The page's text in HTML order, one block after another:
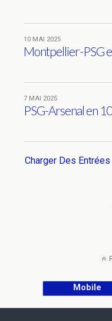
10 MAI 2025
Montpellier-PSG
7 MAI 2025
PSG-Arsenal en
Charger Des
Mobile